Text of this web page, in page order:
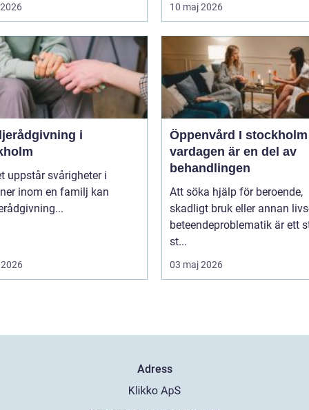
10 maj 2026
i
uppstår svårigheter i
inom en familj kan
Öppenvård I stockholm
vardagen är en del av
behandlingen
Att söka hjälp för beroende,
skadligt bruk eller annan
beteendeproblematik är ett
st...
03 maj 2026
Adress